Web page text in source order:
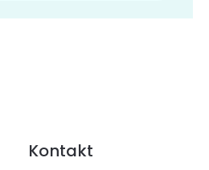
Kontakt